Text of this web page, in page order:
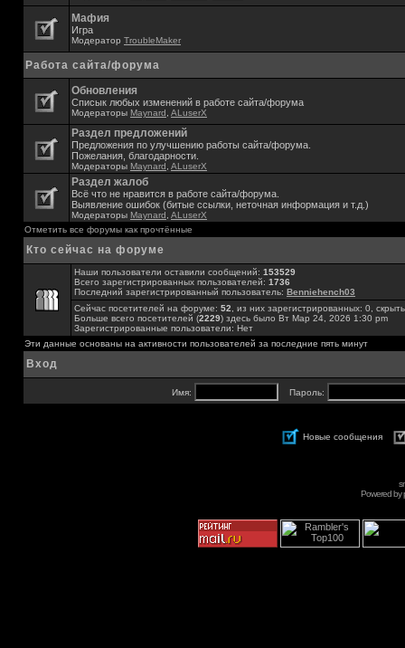
Мафия
Игра
Модератор TroubleMaker
Работа сайта/форума
Обновления
Списык любых изменений в работе сайта/форума
Модераторы Maynard ALuserX
Раздел предложений
Предложения по улучшению работы сайта/форума.
Пожелания, благодарности.
Модераторы Maynard ALuserX
Раздел жалоб
Всё что не нравится в работе сайта/форума.
Выявление ошибок (битые ссылки, неточная информация и т.д.)
Модераторы Maynard ALuserX
Отметить все форумы как прочтённые
Кто сейчас на форуме
Наши пользователи оставили сообщений: 153529
Всего зарегистрированных пользователей: 1736
Последний зарегистрированный пользователь: Benniehench03
Сейчас посетителей на форуме: 52 , из них зарегистрированных: 0,
Больше всего посетителей (2229) здесь было Вт Мар 24, 2026 1:30 pm
Зарегистрированные пользователи: Нет
Эти данные основаны на активности пользователей за последние пять минут
Вход
Имя: Пароль:
Новые сообщения
Powered by